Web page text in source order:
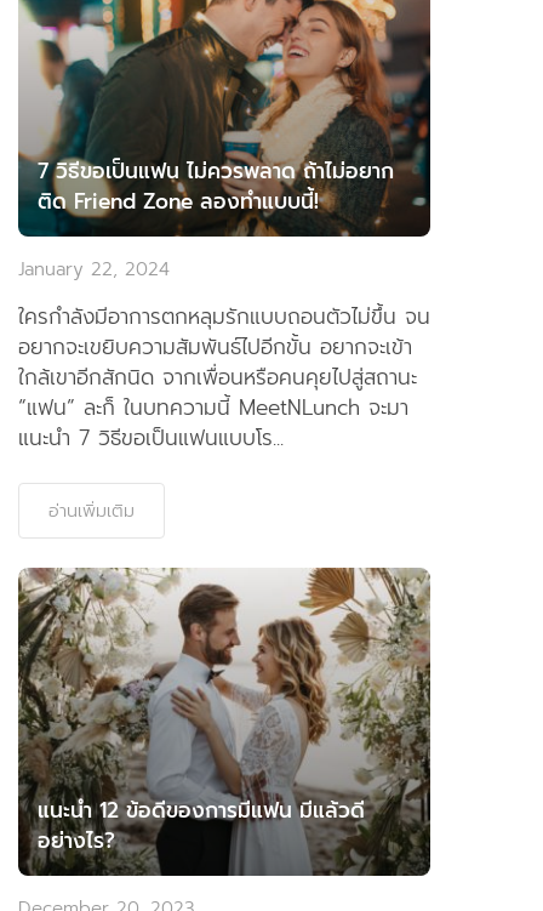
7 วิธีขอเป็นแฟน ไม่ควรพลาด ถ้าไม่อยาก
ติด Friend Zone ลองทำแบบนี้!
January 22, 2024
ใครกำลังมีอาการตกหลุมรักแบบถอนตัวไม่ขึ้น จน
อยากจะเขยิบความสัมพันธ์ไปอีกขั้น อยากจะเข้า
ใกล้เขาอีกสักนิด จากเพื่อนหรือคนคุยไปสู่สถานะ
“แฟน” ละก็ ในบทความนี้ MeetNLunch จะมา
แนะนำ 7 วิธีขอเป็นแฟนแบบโร...
อ่านเพิ่มเติม
แนะนำ 12 ข้อดีของการมีแฟน มีแล้วดี
อย่างไร?